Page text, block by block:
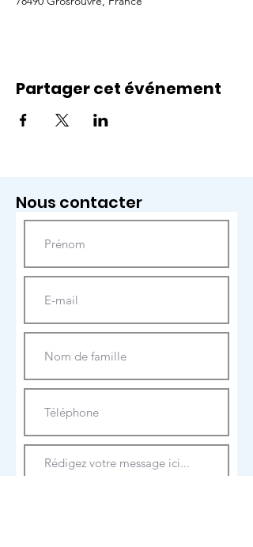
Partager cet événement
Nous contacter